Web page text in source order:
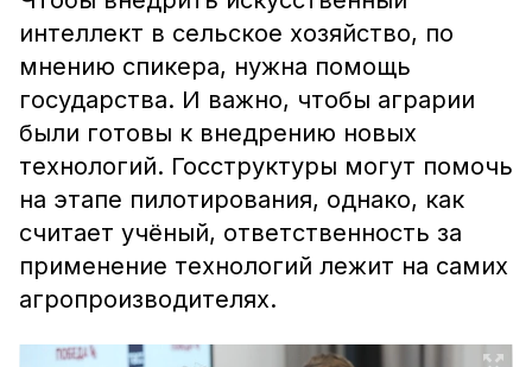
интеллект в сельское хозяйство, по
мнению спикера, нужна помощь
государства. И важно, чтобы аграрии
были готовы к внедрению новых
технологий. Госструктуры могут помочь
на этапе пилотирования, однако, как
считает учёный, ответственность за
применение технологий лежит на самих
агропроизводителях.